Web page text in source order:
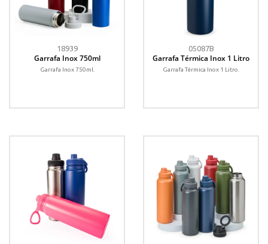
18939
Garrafa Inox 750ml
Garrafa Inox 750ml.
05087B
Garrafa Térmica Inox 1 Litro
Garrafa Térmica Inox 1 Litro.